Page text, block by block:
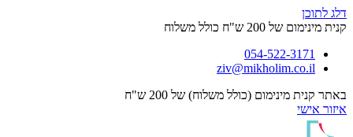
לתוכן
של 200 ש"ח כולל משלוח
054-522-3171⁩
ziv@mikholim.co.il
קנית מינימום (כולל משלוח) של 200 ש"ח
אישי